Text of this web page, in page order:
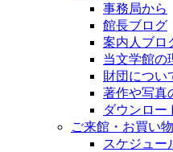
事務局から
館長ブログ
案内人ブロ
当文学館の
財団につい
著作や写真
ダウンロー
ご来館・お買い物
スケジュー